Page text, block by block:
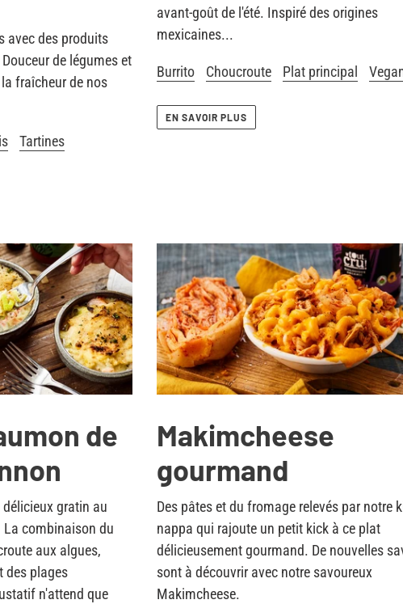
avec des produits
de légumes et
fraîcheur de nos
Tartines
avant-goût de l'été. Inspiré des origines
mexicaines...
Burrito Choucroute Plat principal
EN SAVOIR PLUS
de
gratin au
combinaison du
aux algues,
des plages
n'attend que
Makimcheese
gourmand
Des pâtes et du fromage relevés par notre
nappa qui rajoute un petit kick à ce plat
délicieusement gourmand. De nouvelles
sont à découvrir avec notre savoureux
Makimcheese.